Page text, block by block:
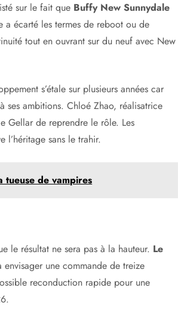
sur le fait que Buffy New Sunnydale
a écarté les termes de reboot ou de
tout en ouvrant sur du neuf avec New
s’étale sur plusieurs années car
ses ambitions. Chloé Zhao, réalisatrice
Gellar de reprendre le rôle. Les
l’héritage sans le trahir.
de vampires
le résultat ne sera pas à la hauteur. Le
une commande de treize
reconduction rapide pour une